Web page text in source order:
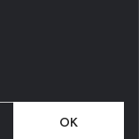
OK